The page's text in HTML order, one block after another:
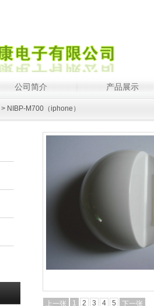
公司简介 产品展示
> NIBP-M700（iphone）
上一张 1 2 3 4 5 下一张